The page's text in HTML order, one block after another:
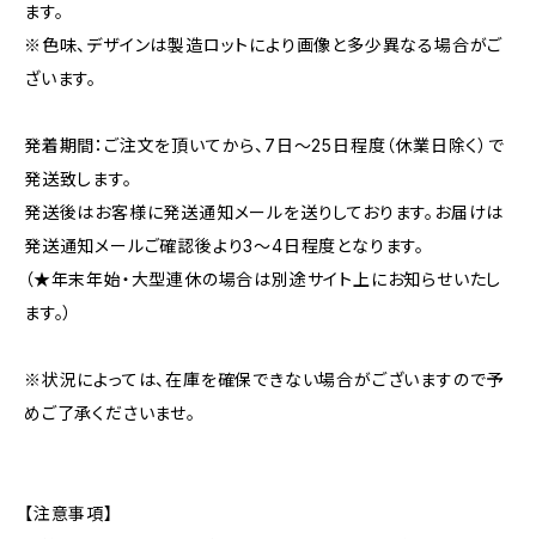
ます。
※色味、デザインは製造ロットにより画像と多少異なる場合がご
ざいます。
発着期間：ご注文を頂いてから、7日〜25日程度（休業日除く）で
発送致します。
発送後はお客様に発送通知メールを送りしております。お届けは
発送通知メールご確認後より3〜4日程度となります。
（★年末年始・大型連休の場合は別途サイト上にお知らせいたし
ます。）
※状況によっては、在庫を確保できない場合がございますので予
めご了承くださいませ。
【注意事項】